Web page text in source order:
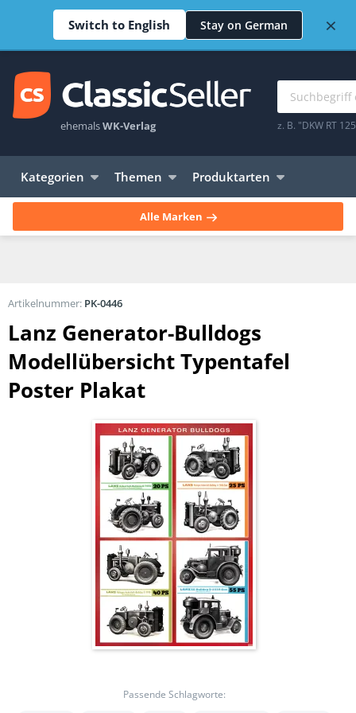
Switch to English Stay on German ×
ehemalsWK-Verlag z. B. "DKW RT
Kategorien Themen Produktarten
Alle Marken
Lanz Generator-Bulldogs
Modellübersicht Typentafel
Poster Plakat
Passende Schlagworte:
Artikelnummer: PK-0446